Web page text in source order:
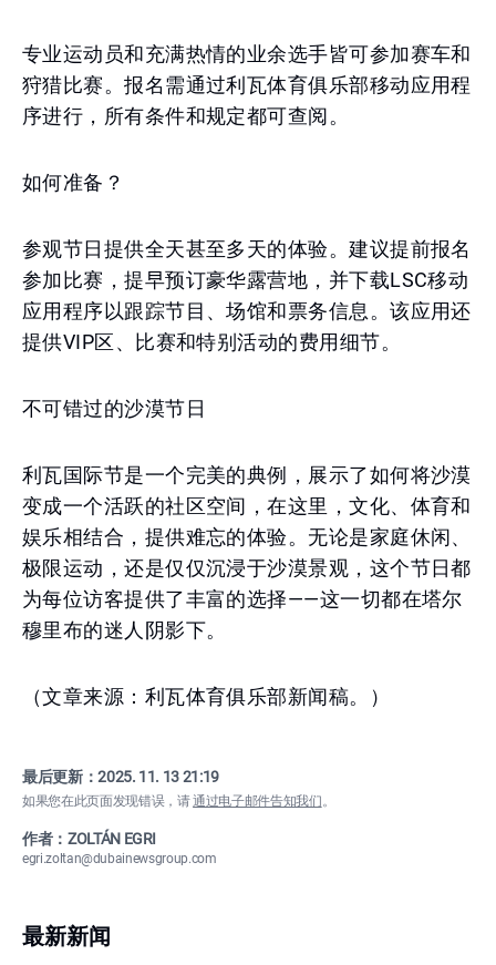
专业运动员和充满热情的业余选手皆可参加赛车和
狩猎比赛。报名需通过利瓦体育俱乐部移动应用程
序进行，所有条件和规定都可查阅。
如何准备？
参观节日提供全天甚至多天的体验。建议提前报名
参加比赛，提早预订豪华露营地，并下载LSC移动
应用程序以跟踪节目、场馆和票务信息。该应用还
提供VIP区、比赛和特别活动的费用细节。
不可错过的沙漠节日
利瓦国际节是一个完美的典例，展示了如何将沙漠
变成一个活跃的社区空间，在这里，文化、体育和
娱乐相结合，提供难忘的体验。无论是家庭休闲、
极限运动，还是仅仅沉浸于沙漠景观，这个节日都
为每位访客提供了丰富的选择——这一切都在塔尔
穆里布的迷人阴影下。
（文章来源：利瓦体育俱乐部新闻稿。）
最后更新：2025. 11. 13 21:19
如果您在此页面发现错误，请通过电子邮件告知我们。
作者：ZOLTÁN EGRI
egri.zoltan@dubainewsgroup.com
最新新闻